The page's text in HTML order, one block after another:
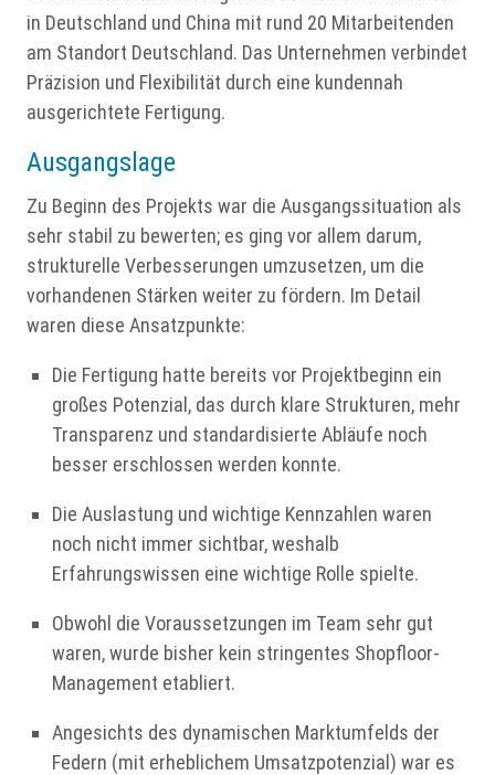
in Deutschland und China mit rund 20 Mitarbeitenden
am Standort Deutschland. Das Unternehmen verbindet
Präzision und Flexibilität durch eine kundennah
ausgerichtete Fertigung.
Ausgangslage
Zu Beginn des Projekts war die Ausgangssituation als
sehr stabil zu bewerten; es ging vor allem darum,
strukturelle Verbesserungen umzusetzen, um die
vorhandenen Stärken weiter zu fördern. Im Detail
waren diese Ansatzpunkte:
Die Fertigung hatte bereits vor Projektbeginn ein
großes Potenzial, das durch klare Strukturen, mehr
Transparenz und standardisierte Abläufe noch
besser erschlossen werden konnte.
Die Auslastung und wichtige Kennzahlen waren
noch nicht immer sichtbar, weshalb
Erfahrungswissen eine wichtige Rolle spielte.
Obwohl die Voraussetzungen im Team sehr gut
waren, wurde bisher kein stringentes Shopfloor-
Management etabliert.
Angesichts des dynamischen Marktumfelds der
Federn (mit erheblichem Umsatzpotenzial) war es